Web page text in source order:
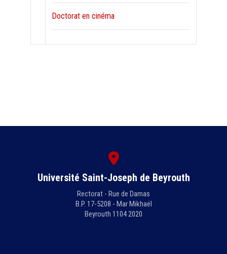
Doctorat en cinéma
Université Saint-Joseph de Beyrouth
Rectorat - Rue de Damas
B.P. 17-5208 - Mar Mikhaël
Beyrouth 1104 2020